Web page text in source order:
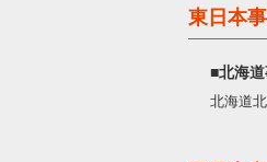
東日本
■北海
北海道